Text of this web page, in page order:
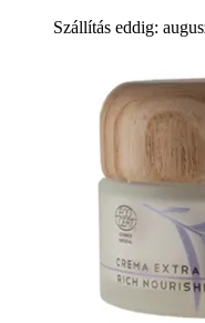
Szállítás eddig: